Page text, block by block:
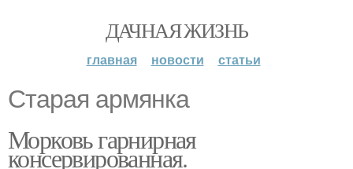
ДАЧНАЯ ЖИЗНЬ
главная новости статьи
Старая армянка
Морковь гарнирная
консервированная.